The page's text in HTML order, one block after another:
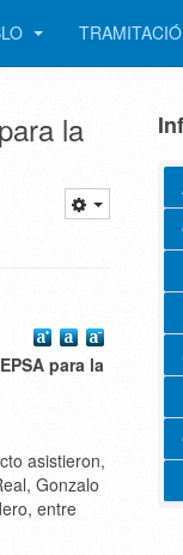
la
para la
asistieron,
Gonzalo
entre